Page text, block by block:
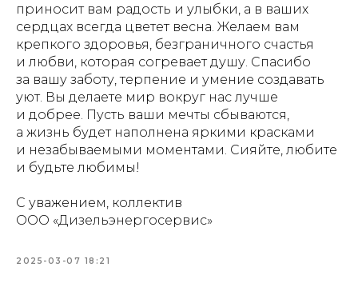
приносит вам радость и улыбки, а в ваших
сердцах всегда цветет весна. Желаем вам
крепкого здоровья, безграничного счастья
и любви, которая согревает душу. Спасибо
за вашу заботу, терпение и умение создавать
уют. Вы делаете мир вокруг нас лучше
и добрее. Пусть ваши мечты сбываются,
а жизнь будет наполнена яркими красками
и незабываемыми моментами. Сияйте, любите
и будьте любимы!
С уважением, коллектив
ООО «Дизельэнергосервис»
2025-03-07 18:21